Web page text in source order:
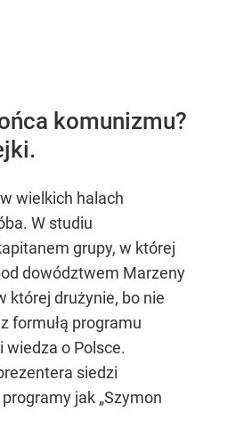
komunizmu?
wielkich halach
W studiu
grupy, w której
dowództwem Marzeny
której drużynie, bo nie
formułą programu
o Polsce.
siedzi
jak „Szymon